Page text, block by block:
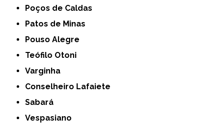
Poços de Caldas
Patos de Minas
Pouso Alegre
Teófilo Otoni
Varginha
Conselheiro Lafaiete
Sabará
Vespasiano